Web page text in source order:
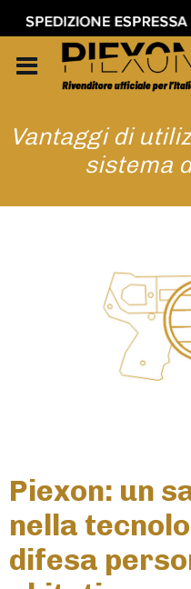
Vantaggi di
sistema
Piexon: un
nella
difesa